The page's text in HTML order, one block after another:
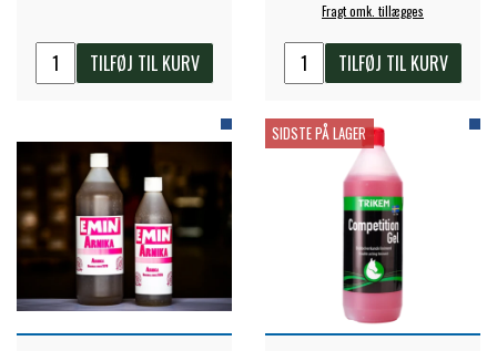
TILFØJ TIL KURV
Fragt omk. tillægges
TILFØJ TIL KURV
SIDSTE PÅ LAGER